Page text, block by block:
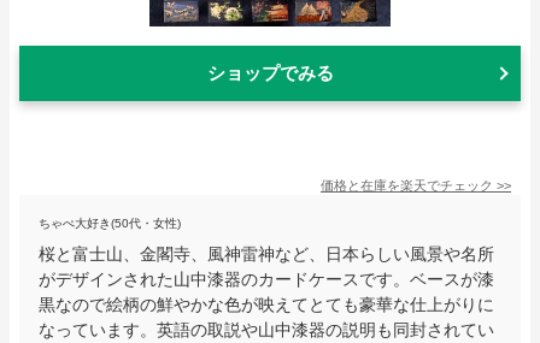
ショップでみる
価格と在庫を楽天でチェック >>
ちゃぺ大好き(50代・女性)
桜と富士山、金閣寺、風神雷神など、日本らしい風景や名所
がデザインされた山中漆器のカードケースです。ベースが漆
黒なので絵柄の鮮やかな色が映えてとても豪華な仕上がりに
なっています。英語の取説や山中漆器の説明も同封されてい